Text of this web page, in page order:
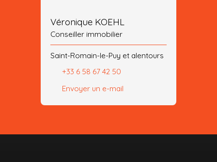
Véronique KOEHL
Conseiller immobilier
Saint-Romain-le-Puy et alentours
+33 6 58 67 42 50
Envoyer un e-mail